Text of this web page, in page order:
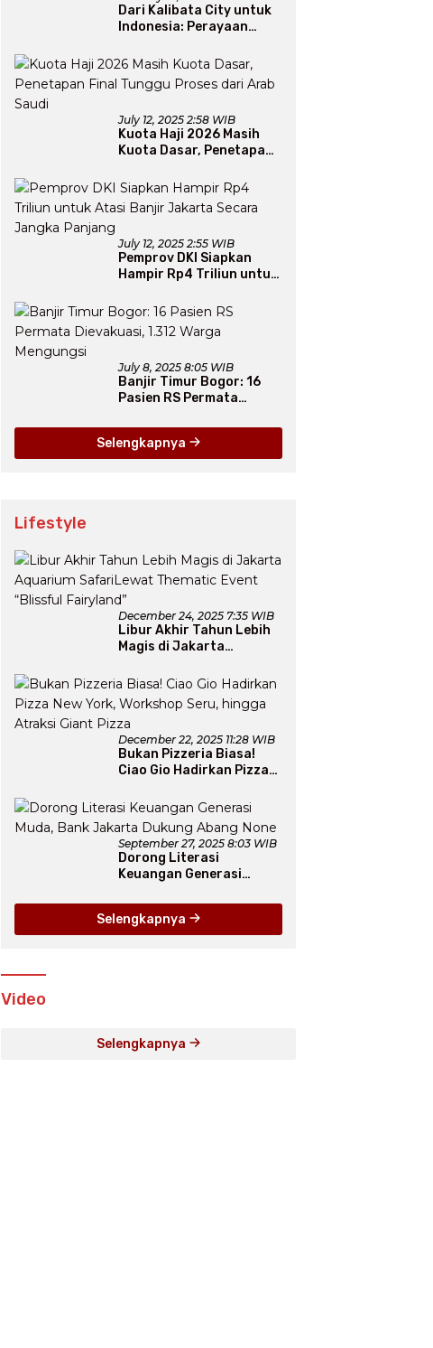
Dari Kalibata City untuk
Indonesia: Perayaan
Persaudaraan Lintas
Iman
July 12, 2025 2:58 WIB
Kuota Haji 2026 Masih
Kuota Dasar, Penetapan
Arab Saudi
July 12, 2025 2:55 WIB
Pemprov DKI Siapkan
Hampir Rp4 Triliun untuk
Secara Jangka Panjang
July 8, 2025 8:05 WIB
Banjir Timur Bogor: 16
Pasien RS Permata
Mengungsi
Selengkapnya
Lifestyle
December 24, 2025 7:35 WIB
Libur Akhir Tahun Lebih
Magis di Jakarta
Thematic Event “Blissful
Fairyland”
December 22, 2025 11:28 WIB
Bukan Pizzeria Biasa!
Ciao Gio Hadirkan Pizza
Seru, hingga Atraksi
Giant Pizza
September 27, 2025 8:03 WIB
Dorong Literasi
Keuangan Generasi
Dukung Abang None
Selengkapnya
Video
Selengkapnya